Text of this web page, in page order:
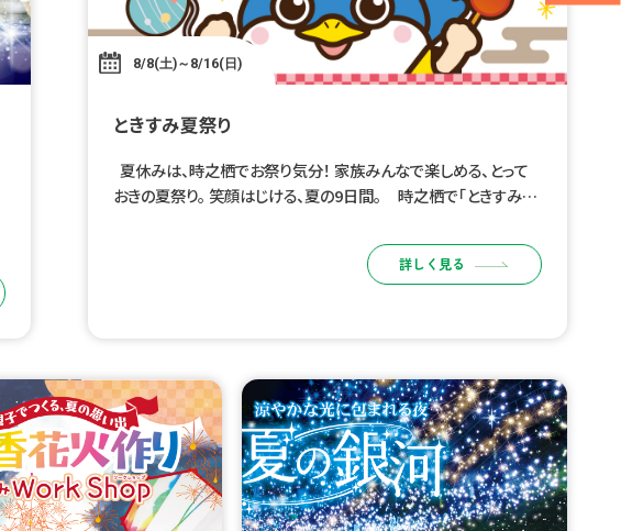
8/8(土)～8/16(日)
ときすみ夏祭り
夏休みは、時之栖でお祭り気分！ 家族みんなで楽しめる、とって
おきの夏祭り。 笑顔はじける、夏の9日間。 時之栖で「ときすみ夏
詳しく見る